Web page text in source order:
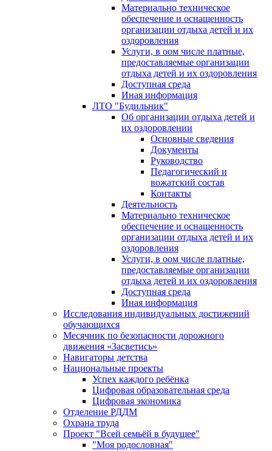
Материально техническое
обеспечение и оснащенность
организации отдыха детей и их
оздоровления
Услуги, в оом числе платные,
предоставляемые организации
отдыха детей и их оздоровления
Доступная среда
Иная информация
ЛТО "Будильник"
Об организации отдыха детей и
их оздоровлении
Основные сведения
Документы
Руководство
Педагогический и
вожатский состав
Контакты
Деятельность
Материально техническое
обеспечение и оснащенность
организации отдыха детей и их
оздоровления
Услуги, в оом числе платные,
предоставляемые организации
отдыха детей и их оздоровления
Доступная среда
Иная информация
Исследования индивидуальных достижений
обучающихся
Месячник по безопасности дорожного
движения «Засветись»
Навигаторы детства
Национальные проекты
Успех каждого ребёнка
Цифровая образовательная среда
Цифровая экономика
Отделение РДДМ
Охрана труда
Проект "Всей семьёй в будущее"
"Моя родословная"